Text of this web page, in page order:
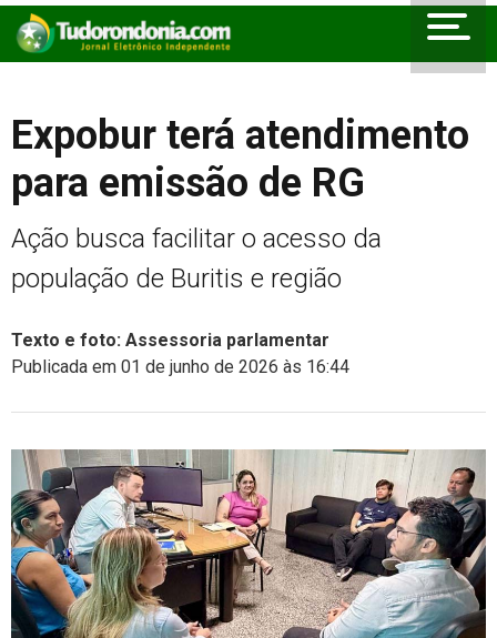
Expobur terá atendimento
para emissão de RG
Ação busca facilitar o acesso da
população de Buritis e região
Texto e foto: Assessoria parlamentar
Publicada em 01 de junho de 2026 às 16:44